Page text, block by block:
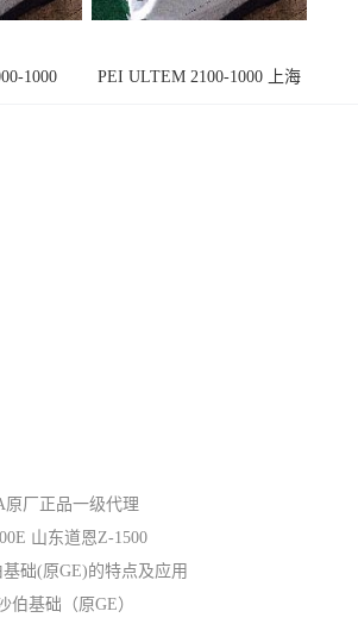
1000
PEI ULTEM 2100-1000 上海
原厂正品一级代理
山东道恩Z-1500
础(原GE)的特点及应用
伯基础（原GE）